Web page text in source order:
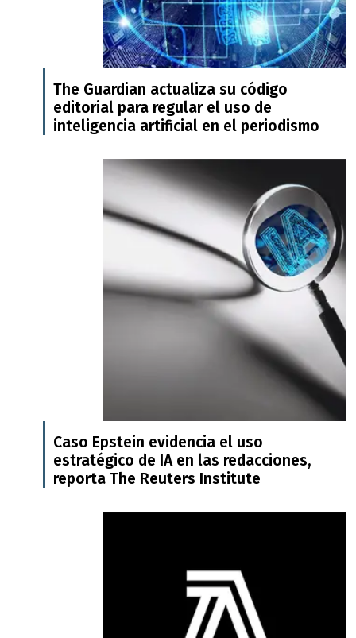
The Guardian actualiza su código
editorial para regular el uso de
inteligencia artificial en el periodismo
Caso Epstein evidencia el uso
estratégico de IA en las redacciones,
reporta The Reuters Institute